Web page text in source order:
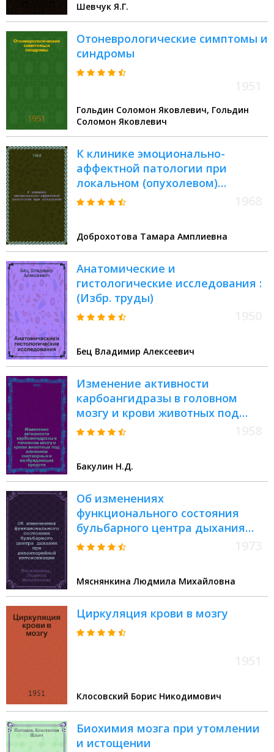
мозга кроликов : Автореф. дис. на
соиск. учен. степени канд. биол.
наук : (093)
Шевчук Я.Г.
Отоневрологические симптомы и
синдромы
Гольдин Соломон Яковлевич, Гольдин
Соломон Яковлевич
К клинике эмоционально-
аффектной патологии при
локальном (опухолевом)
поражении головного мозга :
медицинских наук
Доброхотова Тамара Амплиевна
Анатомические и
гистологические исследования :
(Избр. труды)
Бец Владимир Алексеевич
Изменение активности
карбоангидразы в головном
мозгу и крови животных под
влиянием снотворных и
учен. степени кандидата мед.
наук
Бакулин Н.Д.
Об изменениях
функционального состояния
бульбарного центра дыхания
при дизентерийной
соиск. учен. степени канд. мед.
наук : (14.00.16)
Мяснянкина Людмила Михайловна
Циркуляция крови в мозгу
Клосовский Борис Никодимович
Биохимия мозга при утомлении
и истощении